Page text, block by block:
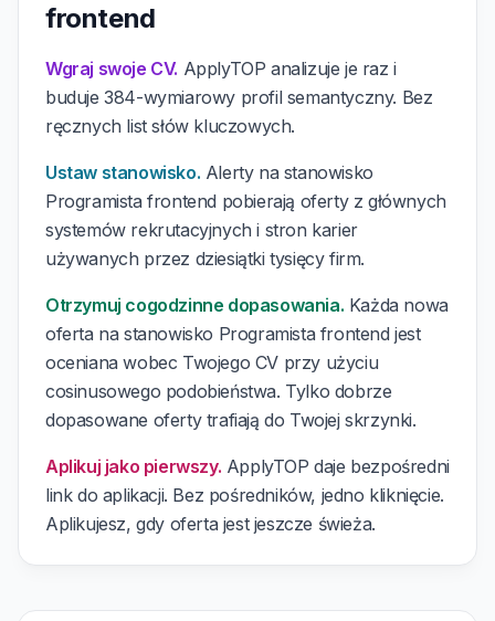
frontend
Wgraj swoje CV. ApplyTOP analizuje je raz i
buduje 384-wymiarowy profil semantyczny. Bez
ręcznych list słów kluczowych.
Ustaw stanowisko. Alerty na stanowisko
Programista frontend pobierają oferty z głównych
systemów rekrutacyjnych i stron karier
używanych przez dziesiątki tysięcy firm.
Otrzymuj cogodzinne dopasowania. Każda nowa
oferta na stanowisko Programista frontend jest
oceniana wobec Twojego CV przy użyciu
cosinusowego podobieństwa. Tylko dobrze
dopasowane oferty trafiają do Twojej skrzynki.
Aplikuj jako pierwszy. ApplyTOP daje bezpośredni
link do aplikacji. Bez pośredników, jedno kliknięcie.
Aplikujesz, gdy oferta jest jeszcze świeża.